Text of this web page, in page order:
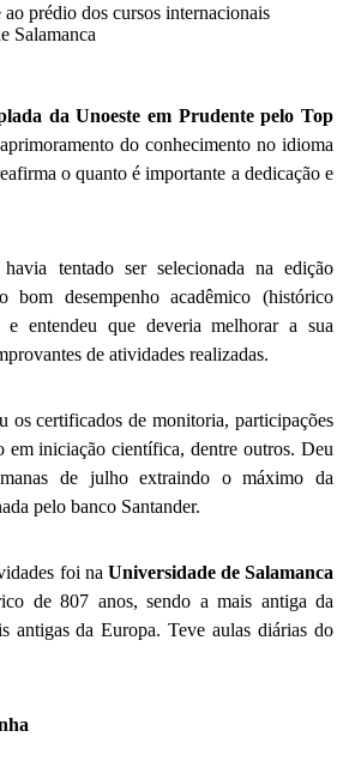
prédio dos cursos internacionais
Salamanca
da Unoeste em Prudente pelo Top
do conhecimento no idioma
o quanto é importante a dedicação e
tentado ser selecionada na edição
bom desempenho acadêmico (histórico
e entendeu que deveria melhorar a sua
de atividades realizadas.
os certificados de monitoria, participações
em iniciação científica, dentre outros. Deu
de julho extraindo o máximo da
pelo banco Santander.
foi na Universidade de Salamanca
de 807 anos, sendo a mais antiga da
antigas da Europa. Teve aulas diárias do